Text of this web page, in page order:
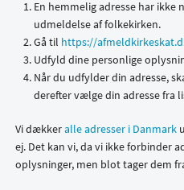
En hemmelig adresse har
udmeldelse af folkekirken.
Gå til https://
Udfyld dine personlige
Når du udfylder din adresse,
derefter vælge din adresse fra
Vi dækkeralle adresser i Danmark
ej. Det kan vi, da vi ikke forbinder
oplysninger, men blot tager dem